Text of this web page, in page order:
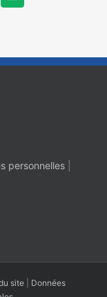
personnelles
site
Données